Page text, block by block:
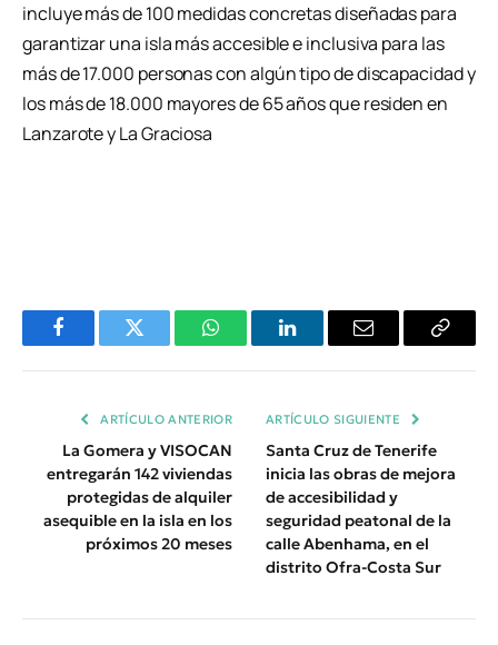
incluye más de 100 medidas concretas diseñadas para
garantizar una isla más accesible e inclusiva para las
más de 17.000 personas con algún tipo de discapacidad y
los más de 18.000 mayores de 65 años que residen en
Lanzarote y La Graciosa
FacebookTwitter WhatsAppLinkedInEmail
Copiar
ARTÍCULO ANTERIOR
La Gomera y VISOCAN
entregarán 142 viviendas
protegidas de alquiler
asequible en la isla en los
próximos 20 meses
ARTÍCULO SIGUIENTE
Santa Cruz de Tenerife
inicia las obras de mejora
de accesibilidad y
seguridad peatonal de la
calle Abenhama, en el
distrito Ofra-Costa Sur